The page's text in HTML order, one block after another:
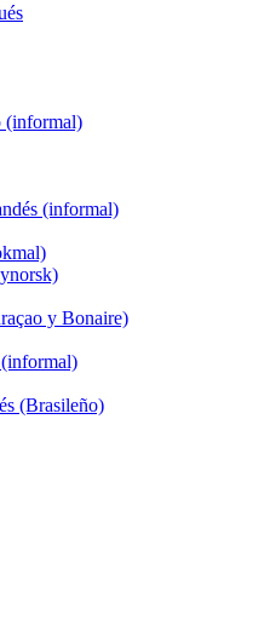
(informal)
(informal)
y Bonaire)
(Brasileño)